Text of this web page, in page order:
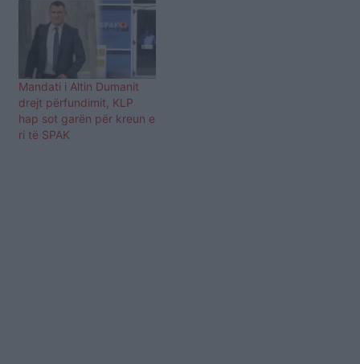
Mandati i Altin Dumanit
drejt përfundimit, KLP
hap sot garën për kreun e
ri të SPAK